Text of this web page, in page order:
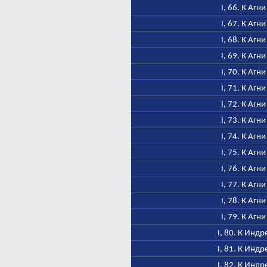
I, 66. К Агни
I, 67. К Агни
I, 68. К Агни
I, 69. К Агни
I, 70. К Агни
I, 71. К Агни
I, 72. К Агни
I, 73. К Агни
I, 74. К Агни
I, 75. К Агни
I, 76. К Агни
I, 77. К Агни
I, 78. К Агни
I, 79. К Агни
I, 80. К
I, 81. К
I, 82. К